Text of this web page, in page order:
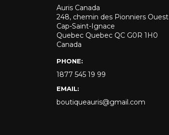
Auris Canada
248, chemin des Pionniers Ouest
Cap-Saint-Ignace
Quebec Quebec QC G0R 1H0
Canada
PHONE:
1877 545 19 99
EMAIL:
boutiqueauris@gmail.com